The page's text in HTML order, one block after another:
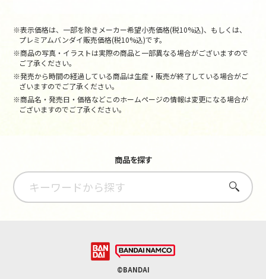
※表示価格は、一部を除きメーカー希望小売価格(税10%込)、もしくは、
プレミアムバンダイ販売価格(税10%込)です。
※商品の写真・イラストは実際の商品と一部異なる場合がございますので
ご了承ください。
※発売から時間の経過している商品は生産・販売が終了している場合がご
ざいますのでご了承ください。
※商品名・発売日・価格などこのホームページの情報は変更になる場合が
ございますのでご了承ください。
商品を探す
さがす
©BANDAI